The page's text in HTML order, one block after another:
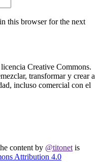
this browser for the next
Creative Commons.
transformar y crear a
incluso comercial con el
content by @titonet is
Attribution 4.0